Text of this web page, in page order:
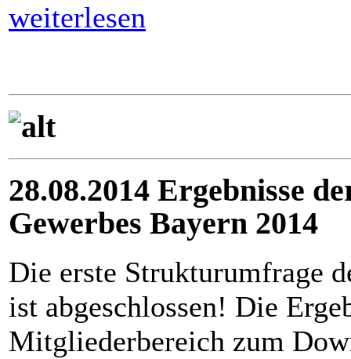
weiterlesen
28.08.2014 Ergebnisse
Gewerbes Bayern 2014
Die erste Strukturumfrage
ist abgeschlossen! Die
Mitgliederbereich zum